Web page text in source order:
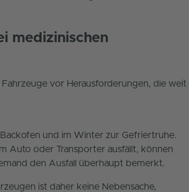
medizinischen
vor Herausforderungen, die weit
und im Winter zur Gefriertruhe.
Auto oder Transporter ausfällt, können
den Ausfall überhaupt bemerkt.
ist daher keine Nebensache,